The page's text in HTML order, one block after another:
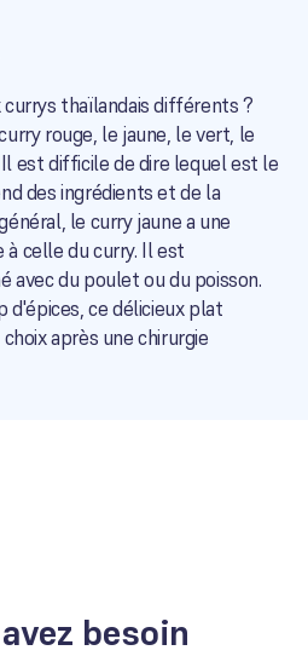
thaïlandais différents ?
rouge, le jaune, le vert, le
est difficile de dire lequel est le
des ingrédients et de la
le curry jaune a une
celle du curry. Il est
avec du poulet ou du poisson.
d'épices, ce délicieux plat
après une chirurgie
besoin